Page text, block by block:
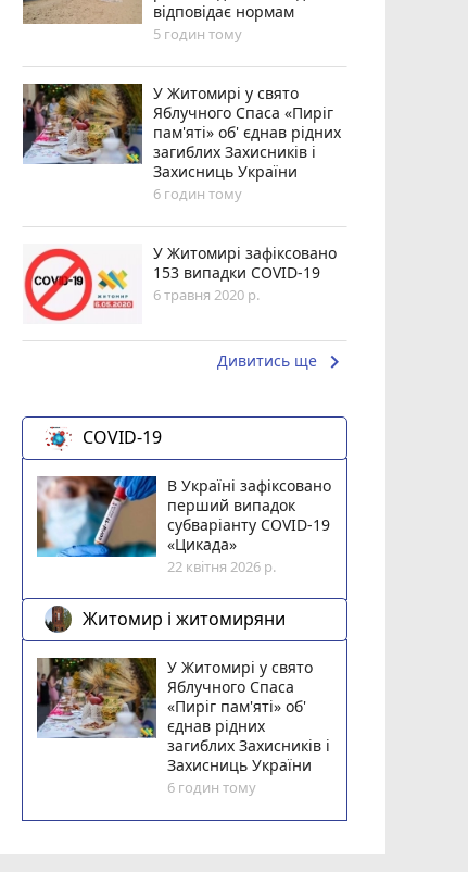
відповідає нормам
5 годин тому
У Житомирі у свято
Яблучного Спаса «Пиріг
пам'яті» об' єднав рідних
загиблих Захисників і
Захисниць України
6 годин тому
У Житомирі зафіксовано
153 випадки COVID-19
6 травня 2020 р.
Дивитись ще keyboard_arrow_right
COVID-19
В Україні зафіксовано
перший випадок
субваріанту COVID-19
«Цикада»
22 квітня 2026 р.
Житомир і житомиряни
У Житомирі у свято
Яблучного Спаса
«Пиріг пам'яті» об'
єднав рідних
загиблих Захисників і
Захисниць України
6 годин тому